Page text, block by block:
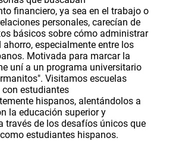
financiero, ya sea en el trabajo o
personales, carecían de
básicos sobre cómo administrar
ahorro, especialmente entre los
Motivada para marcar la
uní a un programa universitario
Visitamos escuelas
estudiantes
hispanos, alentándolos a
la educación superior y
través de los desafíos únicos que
estudiantes hispanos.